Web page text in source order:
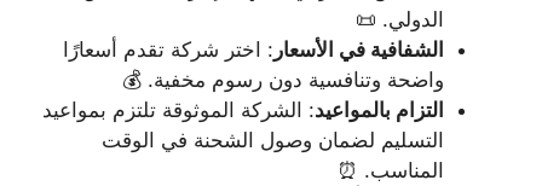
الدولي. 📜
الشفافية في الأسعار : اختر شركة تقدم أسعارًا
واضحة وتنافسية دون رسوم مخفية. 💰
التزام بالمواعيد: الشركة الموثوقة تلتزم بمواعيد
التسليم لضمان وصول الشحنة في الوقت
المناسب. ⏰